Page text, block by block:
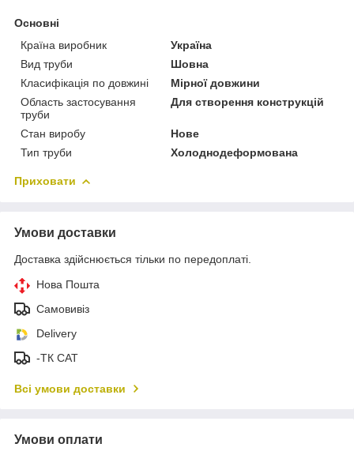
Основні
Країна виробник
Україна
Вид труби
Шовна
Класифікація по довжині
Мірної довжини
Область застосування
труби
Для створення конструкцій
Стан виробу
Нове
Тип труби
Холоднодеформована
Приховати
Умови доставки
Доставка здійснюється тільки по передоплаті.
Нова Пошта
Самовивіз
Delivery
-ТК САТ
Всі умови доставки
Умови оплати